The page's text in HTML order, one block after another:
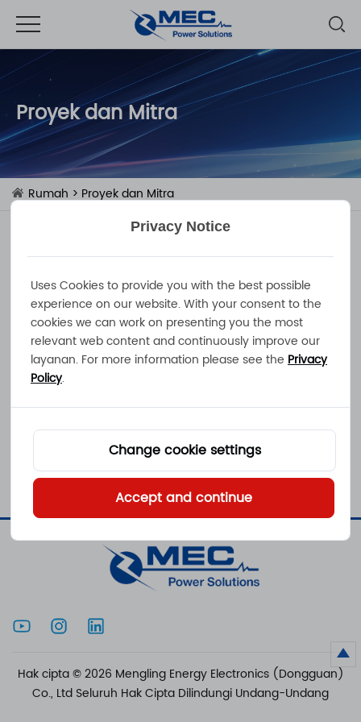
Proyek dan Mitra
Rumah > Proyek dan Mitra
Sistem Penyimpanan & Konversi Energi
Sejak tahun 2018, kami telah menjalin kemitraan
strategis dengan produsen sel baterai andal di
Tiongkok, dalam pengembangan paket baterai
lithium berlabel MEC untuk berbagai aplikasi
termasuk truk forklif gudang, truk logistik muatan
berat, atau taksi laut yang lincah melintasi danau
yang indah. di Austria.
Hak cipta © 2026 Mengling Energy Electronics (Dongguan)
Co., Ltd Seluruh Hak Cipta Dilindungi Undang-Undang
Privacy Notice
Uses Cookies to provide you with the best possible
experience on our website. With your consent to the
cookies we can work on presenting you the most
relevant web content and continuously improve our
layanan. For more information please see the Privacy
Policy.
Change cookie settings
Accept and continue